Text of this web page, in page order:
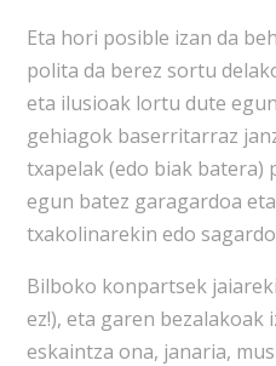
Eta hori posible izan da
polita da berez sortu
eta ilusioak lortu dute
gehiagok baserritarraz
txapelak (edo biak batera)
egun batez garagardoa
txakolinarekin edo
Bilboko konpartsek
ez!), eta garen
eskaintza ona, janaria,